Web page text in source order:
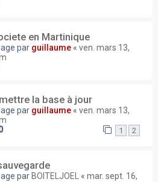
en Martinique
par guillaume « ven. mars 13,
la base à jour
par guillaume « ven. mars 13,
1 2
par BOITELJOEL « mar. sept. 16,